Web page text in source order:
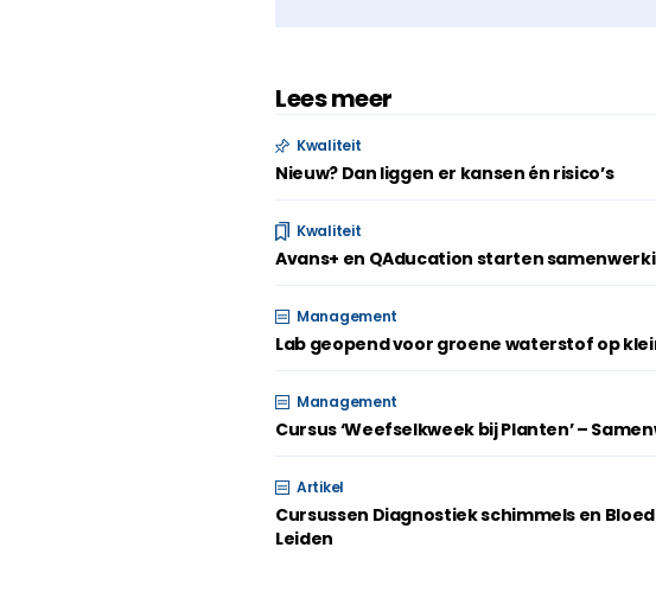
Lees meer
Kwaliteit
Nieuw? Dan liggen er kansen én risico’s
Kwaliteit
Avans+ en QAducation starten
Management
Lab geopend voor groene waterstof op
Management
Cursus ‘Weefselkweek bij Planten’ –
Artikel
Cursussen Diagnostiek schimmels en
Leiden